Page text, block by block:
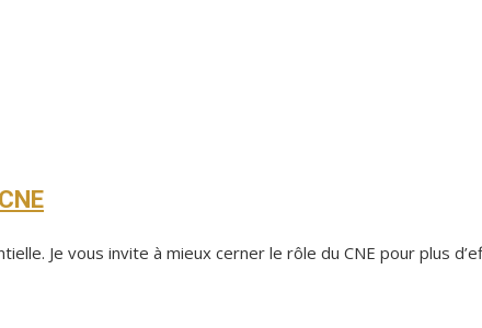
Je vous invite à mieux cerner le rôle du CNE pour plus